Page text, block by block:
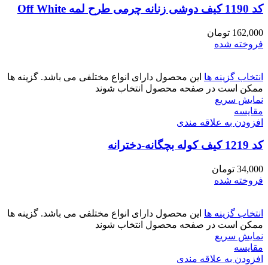
کد 1190 کیف دوشی زنانه چرمی طرح لمه Off White
162,000 تومان
فروخته شده
انتخاب گزینه ها این محصول دارای انواع مختلفی می باشد. گزینه ها
ممکن است در صفحه محصول انتخاب شوند
نمایش سریع
مقايسه
افزودن به علاقه مندی
کد 1219 کیف کوله بچگانه-دخترانه
34,000 تومان
فروخته شده
انتخاب گزینه ها این محصول دارای انواع مختلفی می باشد. گزینه ها
ممکن است در صفحه محصول انتخاب شوند
نمایش سریع
مقايسه
افزودن به علاقه مندی